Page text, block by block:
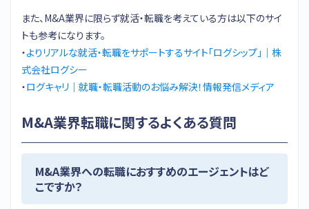
また、M&A業界に限らず就活・転職を考えている方は以下のサイ
トも参考になります。
・よりリアルな就活・転職をサポートするサイト「ログシップ」｜株
式会社ログシー
・ログキャリ｜就職・転職活動のお悩み解決！情報発信メディア
M&A業界転職に関するよくある質問
M&A業界への転職におすすめのエージェントはど
こですか？